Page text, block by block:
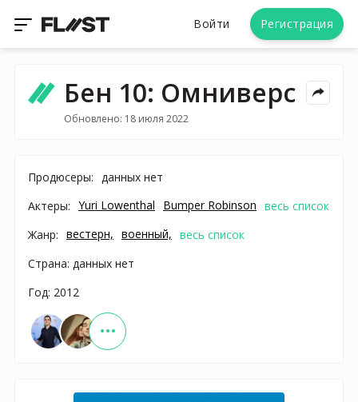
Войти Регистрация
Бен 10: Омниверс
Обновлено: 18 июля 2022
Продюсеры:
данных нет
Актеры: Yuri Lowenthal Bumper Robinson весь список
Жанр: вестерн, военный, весь список
Страна: данных нет
Год: 2012